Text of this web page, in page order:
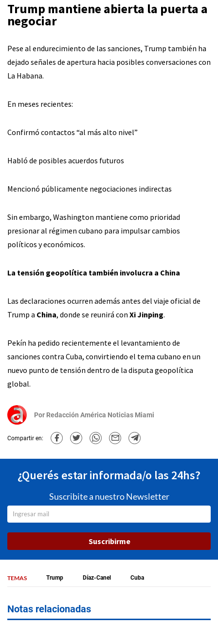
Trump mantiene abierta la puerta a
negociar
Pese al endurecimiento de las sanciones, Trump también ha
dejado señales de apertura hacia posibles conversaciones con
La Habana.
En meses recientes:
Confirmó contactos “al más alto nivel”
Habló de posibles acuerdos futuros
Mencionó públicamente negociaciones indirectas
Sin embargo, Washington mantiene como prioridad
presionar al régimen cubano para impulsar cambios
políticos y económicos.
La tensión geopolítica también involucra a China
Las declaraciones ocurren además antes del viaje oficial de
Trump a China, donde se reunirá con Xi Jinping.
Pekín ha pedido recientemente el levantamiento de
sanciones contra Cuba, convirtiendo el tema cubano en un
nuevo punto de tensión dentro de la disputa geopolítica
global.
Por Redacción América Noticias Miami
Compartir en:
¿Querés estar informada/o las 24hs?
Suscribite a nuestro Newsletter
Suscribirme
TEMAS Trump Díaz-Canel Cuba
Notas relacionadas